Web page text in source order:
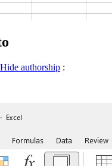
authorship :